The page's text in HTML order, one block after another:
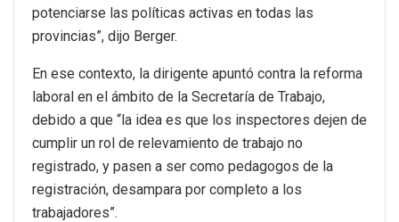
potenciarse las políticas activas en todas las
provincias”, dijo Berger.
En ese contexto, la dirigente apuntó contra la reforma
laboral en el ámbito de la Secretaría de Trabajo,
debido a que “la idea es que los inspectores dejen de
cumplir un rol de relevamiento de trabajo no
registrado, y pasen a ser como pedagogos de la
registración, desampara por completo a los
trabajadores”.